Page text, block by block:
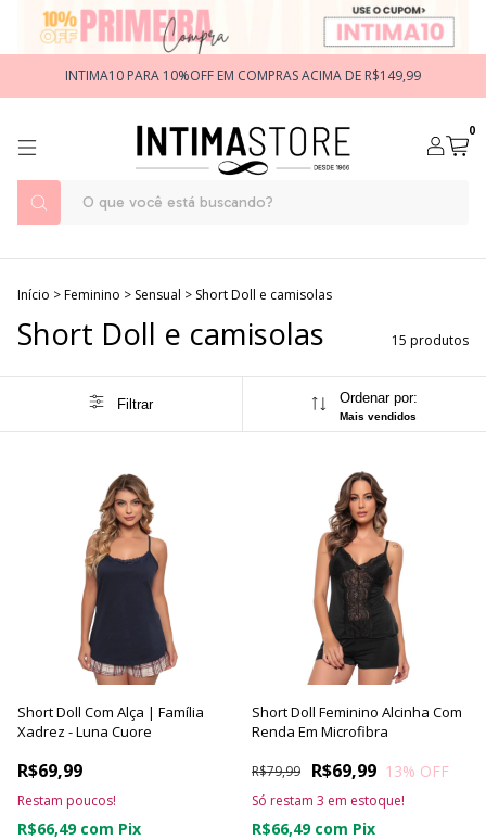
INTIMA10 PARA 10%OFF EM COMPRAS ACIMA DE R$149,99
0
Início >Feminino > Sensual > Short Doll e camisolas
Short Doll e camisolas 15 produtos
Filtrar Ordenar por:
Mais vendidos
Short Doll Com Alça | Família
Xadrez - Luna Cuore
R$69,99
R$66,49 com Pix
Restam poucos!
Short Doll Feminino Alcinha Com
Renda Em Microfibra
R$69,99
R$79,99 13% OFF
R$66,49 com Pix
Só restam 3 em estoque!